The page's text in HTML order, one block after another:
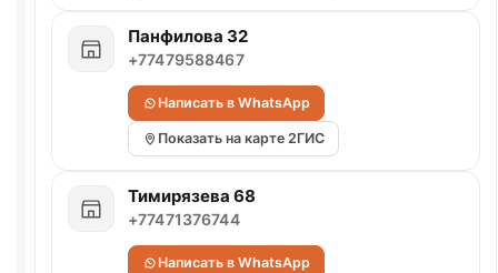
Панфилова 32
+77479588467
Написать в WhatsApp
Показать на карте 2ГИС
Тимирязева 68
+77471376744
Написать в WhatsApp